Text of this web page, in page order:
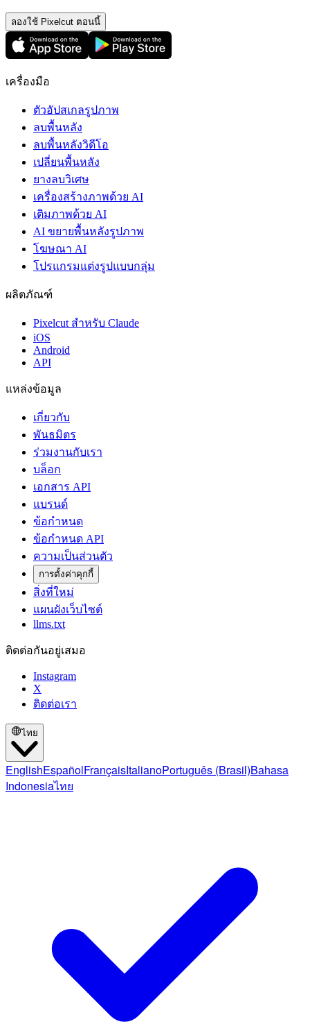
ลองใช้ Pixelcut ตอนนี้
เครื่องมือ
ตัวอัปสเกลรูปภาพ
ลบพื้นหลัง
ลบพื้นหลังวิดีโอ
เปลี่ยนพื้นหลัง
ยางลบวิเศษ
เครื่องสร้างภาพด้วย AI
เติมภาพด้วย AI
AI ขยายพื้นหลังรูปภาพ
โฆษณา AI
โปรแกรมแต่งรูปแบบกลุ่ม
ผลิตภัณฑ์
Pixelcut สำหรับ Claude
iOS
Android
API
แหล่งข้อมูล
เกี่ยวกับ
พันธมิตร
ร่วมงานกับเรา
บล็อก
เอกสาร API
แบรนด์
ข้อกำหนด
ข้อกำหนด API
ความเป็นส่วนตัว
การตั้งค่าคุกกี้
สิ่งที่ใหม่
แผนผังเว็บไซต์
llms.txt
ติดต่อกันอยู่เสมอ
Instagram
X
ติดต่อเรา
ไทย
EnglishEspañolFrançaisItalianoPortuguês (Brasil)Bahasa
Indonesiaไทย